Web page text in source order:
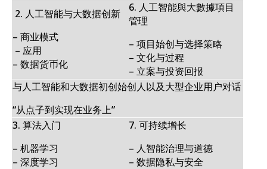
2. 人工智能与大数据创新
– 商业模式
– 应用
– 数据货币化
6. 人工智能與大數據項目
管理
– 项目始创与选择策略
– 文化与过程
– 立案与投资回报
与人工智能和大数据初创始创人以及大型企业用户对话
“从点子到实现在业务上”
3. 算法入门
– 机器学习
– 深度学习
7. 可持续增长
– 人智能治理与道德
– 数据隐私与安全